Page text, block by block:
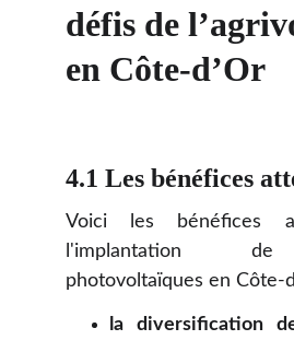
défis de
en Côte-d’Or
4.1 Les bénéfices
Voici les bénéfices
l'implantation
photovoltaïques en Côte-
la diversification